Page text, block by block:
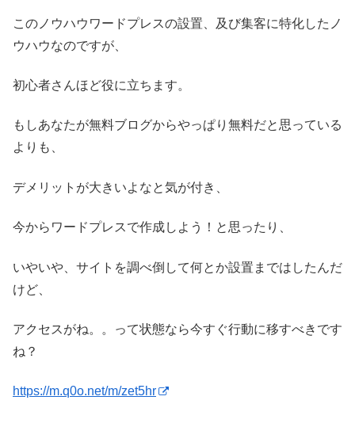
このノウハウワードプレスの設置、及び集客に特化したノ
ウハウなのですが、
初心者さんほど役に立ちます。
もしあなたが無料ブログからやっぱり無料だと思っている
よりも、
デメリットが大きいよなと気が付き、
今からワードプレスで作成しよう！と思ったり、
いやいや、サイトを調べ倒して何とか設置まではしたんだ
けど、
アクセスがね。。って状態なら今すぐ行動に移すべきです
ね？
https://m.q0o.net/m/zet5hr